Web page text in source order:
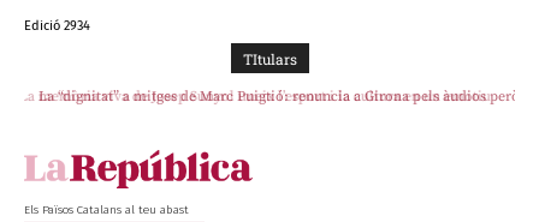
Edició 2934
TItulars
La memòria viva de Josep Sunyol uneix l’esport i la cultura en un emotiu
La “dignitat” a mitges de Marc Puigtió: renuncia a Girona pels àudios però
Els Països Catalans al teu abast